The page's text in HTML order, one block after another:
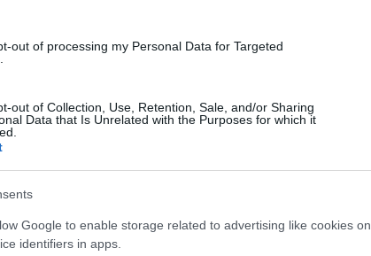
out of processing my Personal Data for Targeted
out of Collection, Use, Retention, Sale, and/or Sharing
Data that Is Unrelated with the Purposes for which it
Google to enable storage related to advertising like cookies on
identifiers in apps.
5 Απριλίου 2024, 16:16
Trip Ideas